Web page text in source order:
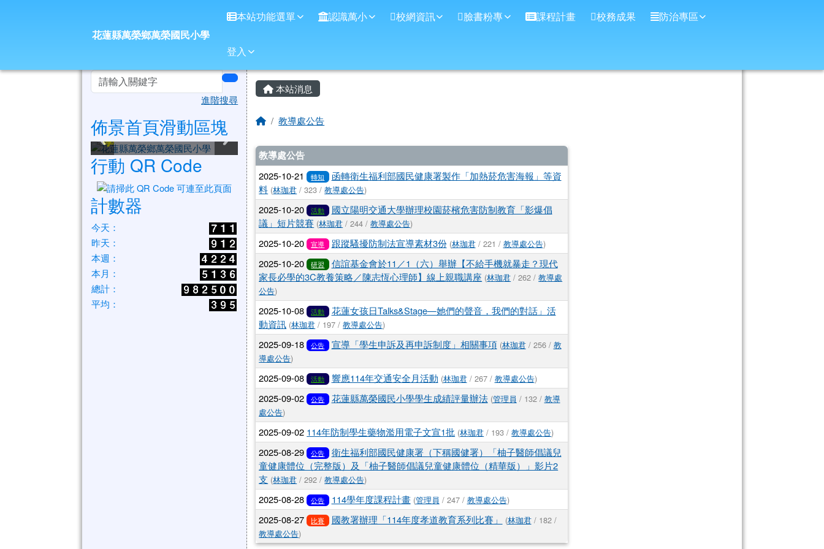
花蓮縣萬榮鄉萬榮國民小學
花蓮縣萬榮鄉萬榮國民小學
本站功能選單 認識萬小 校網資訊 臉書粉專 課程計畫 校務成果 防治專區
登入
左邊區域內容 search
進階搜尋
佈景首頁滑動區塊
花蓮縣萬榮鄉萬榮國民小
學
花蓮縣萬榮鄉萬榮國民小
學
花蓮縣萬榮鄉萬榮國民小
學
花蓮縣萬榮鄉萬榮國民小
學
花蓮縣萬榮鄉萬榮國民小
學
花蓮縣萬榮鄉萬榮國民小
學
行動 QR Code
計數器
今天：
昨天：
本週：
本月：
總計：
平均：
主內容區域
本站消息
回首頁教導處公告
文章列表
教導處公告
2025-10-21 轉知
函轉衛生福利部國民健康署製作「加熱菸危害海報」等資
料 (林珈君 / 323 /教導處公告)
2025-10-20 活動
國立陽明交通大學辦理校園菸檳危害防制教育「影爆倡
議」短片競賽 (林珈君 / 244 /教導處公告)
2025-10-20 宣導 跟蹤騷擾防制法宣導素材3份 (林珈君/ 221 / 教導處公告)
2025-10-20 研習
信誼基金會於11／1（六）舉辦【不給手機就暴走？現代
家長必學的3C教養策略／陳志恆心理師】線上親職講座 (林珈君 / 262 /教導處
公告)
2025-10-08 活動
花蓮女孩日Talks&Stage—她們的聲音，我們的對話」活
動資訊 (林珈君 / 197 /教導處公告)
2025-09-18 公告 宣導「學生申訴及再申訴制度」相關事項 (林珈君/ 256 / 教
導處公告)
2025-09-08 活動 響應114年交通安全月活動 (林珈君/ 267 / 教導處公告)
2025-09-02 公告 花蓮縣萬榮國民小學學生成績評量辦法 (管理員 / 132 / 教導
處公告)
2025-09-02 114年防制學生藥物濫用電子文宣1批 (林珈君 / 193 /教導處公告)
2025-08-29 公告
衛生福利部國民健康署（下稱國健署）「柚子醫師倡議兒
童健康體位（完整版）及「柚子醫師倡議兒童健康體位（精華版）」影片2
支 (林珈君 / 292 /教導處公告)
2025-08-28 公告 114學年度課程計畫 (管理員 / 247 / 教導處公告)
2025-08-27 比賽 國教署辦理「114年度孝道教育系列比賽」 (林珈君/ 182 /
教導處公告)
頁尾區域